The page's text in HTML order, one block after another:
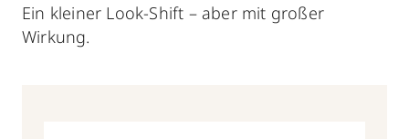
Ein kleiner Look-Shift – aber mit großer
Wirkung.